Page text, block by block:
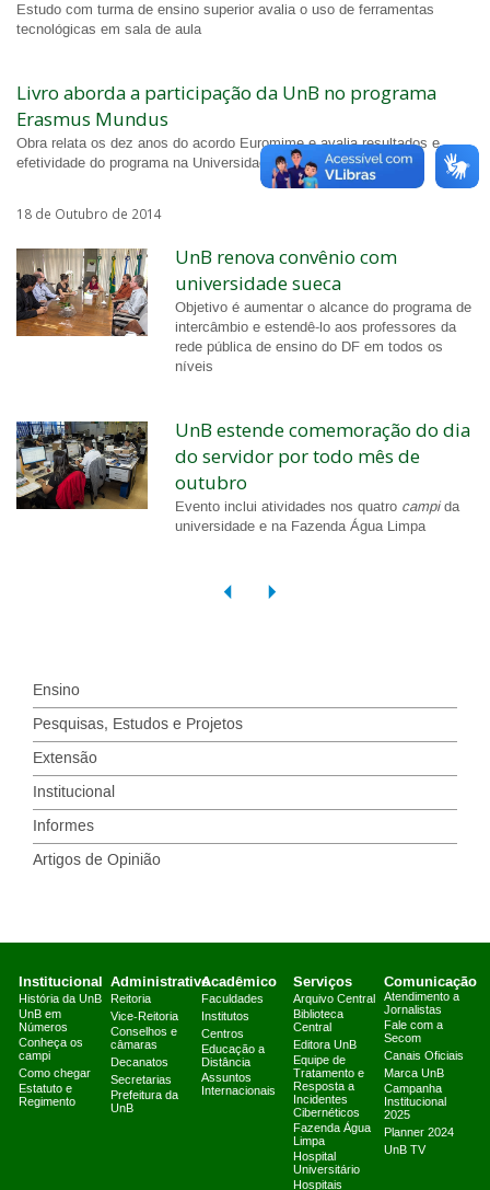
Estudo com turma de ensino superior avalia o uso de ferramentas
tecnológicas em sala de aula
Livro aborda a participação da UnB no programa
Erasmus Mundus
Obra relata os dez anos do acordo Euromime e avalia resultados e
efetividade do programa na Universidade de Brasília
18 de Outubro de 2014
UnB renova convênio com
universidade sueca
Objetivo é aumentar o alcance do programa de
intercâmbio e estendê-lo aos professores da
rede pública de ensino do DF em todos os
níveis
UnB estende comemoração do dia
do servidor por todo mês de
outubro
Evento inclui atividades nos quatro campida
universidade e na Fazenda Água Limpa
Ensino
Pesquisas, Estudos e Projetos
Extensão
Institucional
Informes
Artigos de Opinião
Institucional
História da UnB
UnB em
Números
Conheça os
campi
Como chegar
Estatuto e
Regimento
Administrativo
Reitoria
Vice-Reitoria
Conselhos e
câmaras
Decanatos
Secretarias
Prefeitura da
UnB
Acadêmico
Faculdades
Institutos
Centros
Educação a
Distância
Assuntos
Internacionais
Serviços
Arquivo Central
Biblioteca
Central
Editora UnB
Equipe de
Tratamento e
Resposta a
Incidentes
Cibernéticos
Fazenda Água
Limpa
Hospital
Universitário
Hospitais
Comunicação
Atendimento a
Jornalistas
Fale com a
Secom
Canais Oficiais
Marca UnB
Campanha
Institucional
2025
Planner 2024
UnB TV